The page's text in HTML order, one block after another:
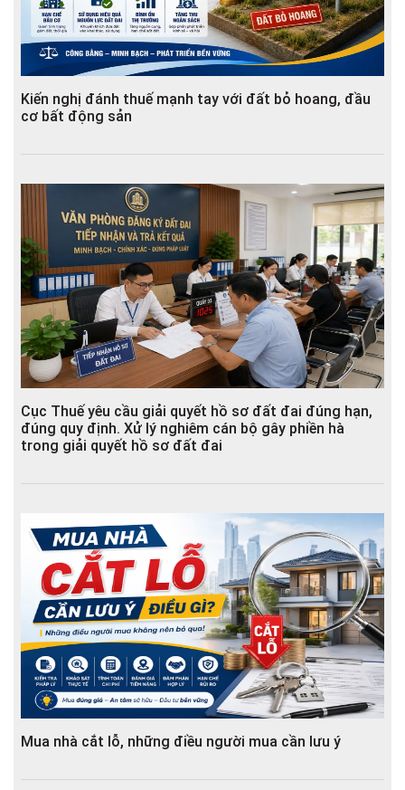
Kiến nghị đánh thuế mạnh tay với đất bỏ hoang, đầu
cơ bất động sản
Cục Thuế yêu cầu giải quyết hồ sơ đất đai đúng hạn,
đúng quy định. Xử lý nghiêm cán bộ gây phiền hà
trong giải quyết hồ sơ đất đai
Mua nhà cắt lỗ, những điều người mua cần lưu ý